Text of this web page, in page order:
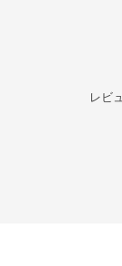
レビ